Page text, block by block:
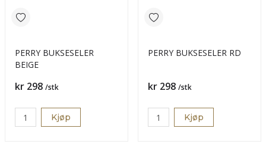
PERRY BUKSESELER
BEIGE
Pris
kr 298 /stk
Kjøp
PERRY BUKSESELER RD
Pris
kr 298 /stk
Kjøp